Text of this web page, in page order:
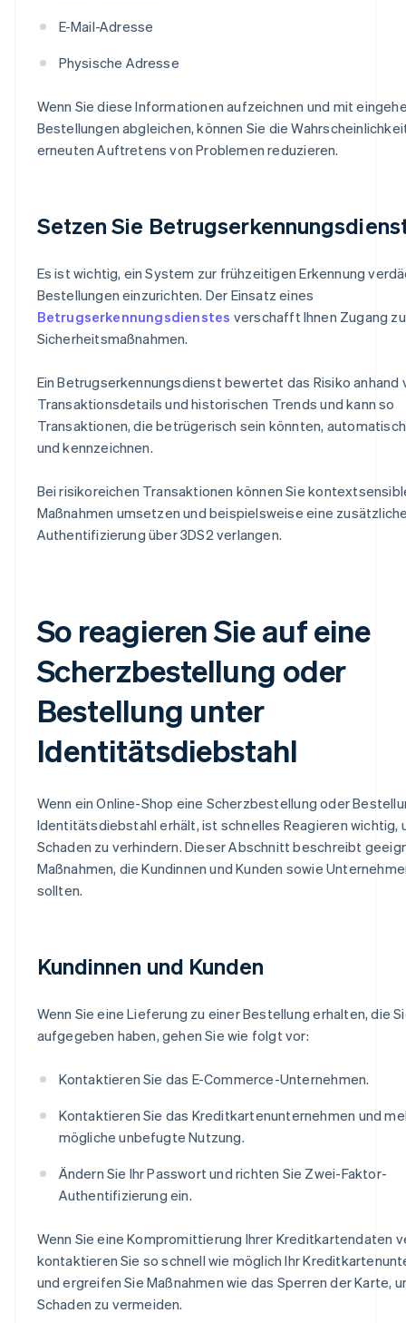
E-Mail-Adresse
Physische Adresse
Wenn Sie diese Informationen aufzeichnen und mit
Bestellungen abgleichen, können Sie die
erneuten Auftretens von Problemen reduzieren.
Setzen Sie
Es ist wichtig, ein System zur frühzeitigen Erkennung
Bestellungen einzurichten. Der Einsatz eines
Betrugserkennungsdienstes verschafft Ihnen Zugang
Sicherheitsmaßnahmen.
Ein Betrugserkennungsdienst bewertet das Risiko anhand
Transaktionsdetails und historischen Trends und kann so
Transaktionen, die betrügerisch sein könnten,
und kennzeichnen.
Bei risikoreichen Transaktionen können Sie
Maßnahmen umsetzen und beispielsweise eine
Authentifizierung über 3DS2 verlangen.
So reagieren Sie auf eine
Scherzbestellung oder
Bestellung unter
Identitätsdiebstahl
Wenn ein Online-Shop eine Scherzbestellung oder
Identitätsdiebstahl erhält, ist schnelles Reagieren wichtig,
Schaden zu verhindern. Dieser Abschnitt beschreibt
Maßnahmen, die Kundinnen und Kunden sowie
sollten.
Kundinnen und Kunden
Wenn Sie eine Lieferung zu einer Bestellung erhalten, die
aufgegeben haben, gehen Sie wie folgt vor:
Kontaktieren Sie das E-Commerce-Unternehmen.
Kontaktieren Sie das Kreditkartenunternehmen und
mögliche unbefugte Nutzung.
Ändern Sie Ihr Passwort und richten Sie Zwei-Faktor-
Authentifizierung ein.
Wenn Sie eine Kompromittierung Ihrer Kreditkartendaten
kontaktieren Sie so schnell wie möglich Ihr
und ergreifen Sie Maßnahmen wie das Sperren der Karte,
Schaden zu vermeiden.